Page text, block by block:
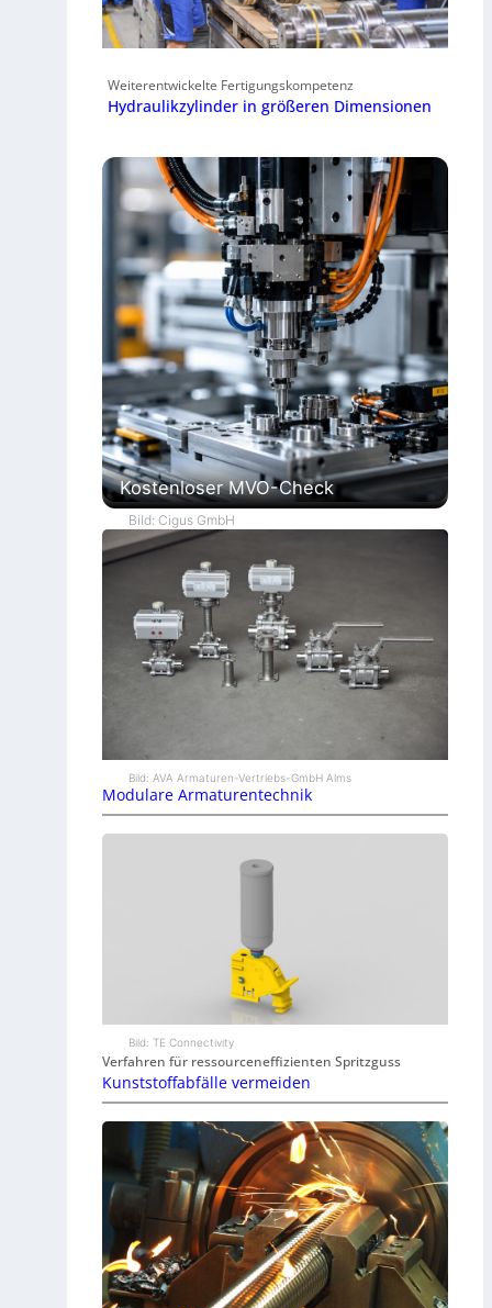
Weiterentwickelte Fertigungskompetenz
Hydraulikzylinder in größeren Dimensionen
Kostenloser MVO-Check
Bild: Cigus GmbH
Bild: AVA Armaturen-Vertriebs-GmbH Alms
Modulare Armaturentechnik
Bild: TE Connectivity
Verfahren für ressourceneffizienten Spritzguss
Kunststoffabfälle vermeiden